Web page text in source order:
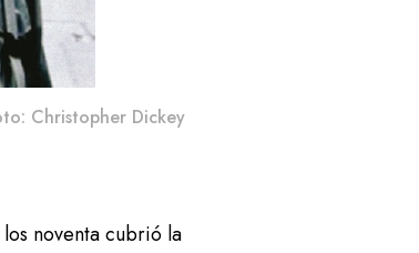
Christopher Dickey
noventa cubrió la